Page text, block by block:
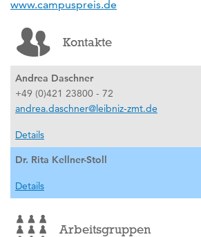
www.campuspreis.de
Kontakte
Andrea Daschner
+49 (0)421 23800 - 72
andrea.daschner@leibniz-zmt.de
Details
Dr. Rita Kellner-Stoll
Details
Arbeitsgruppen